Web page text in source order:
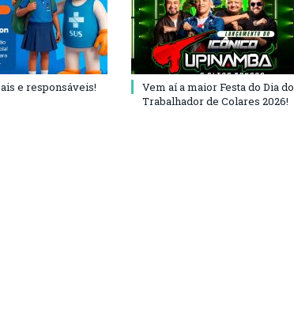
e responsáveis!
Vem aí a maior Festa do Dia do
Trabalhador de Colares 2026!